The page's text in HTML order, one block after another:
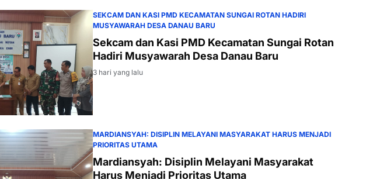
SEKCAM DAN KASI PMD KECAMATAN SUNGAI ROTAN HADIRI
MUSYAWARAH DESA DANAU BARU
Sekcam dan Kasi PMD Kecamatan Sungai Rotan
Hadiri Musyawarah Desa Danau Baru
3 hari yang lalu
MARDIANSYAH: DISIPLIN MELAYANI MASYARAKAT HARUS MENJADI
PRIORITAS UTAMA
Mardiansyah: Disiplin Melayani Masyarakat
Harus Menjadi Prioritas Utama